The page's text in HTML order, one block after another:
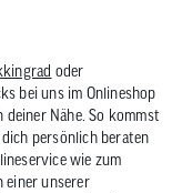
oder
bei uns im Onlineshop
Nähe. So kommst
persönlich beraten
wie zum
einer unserer